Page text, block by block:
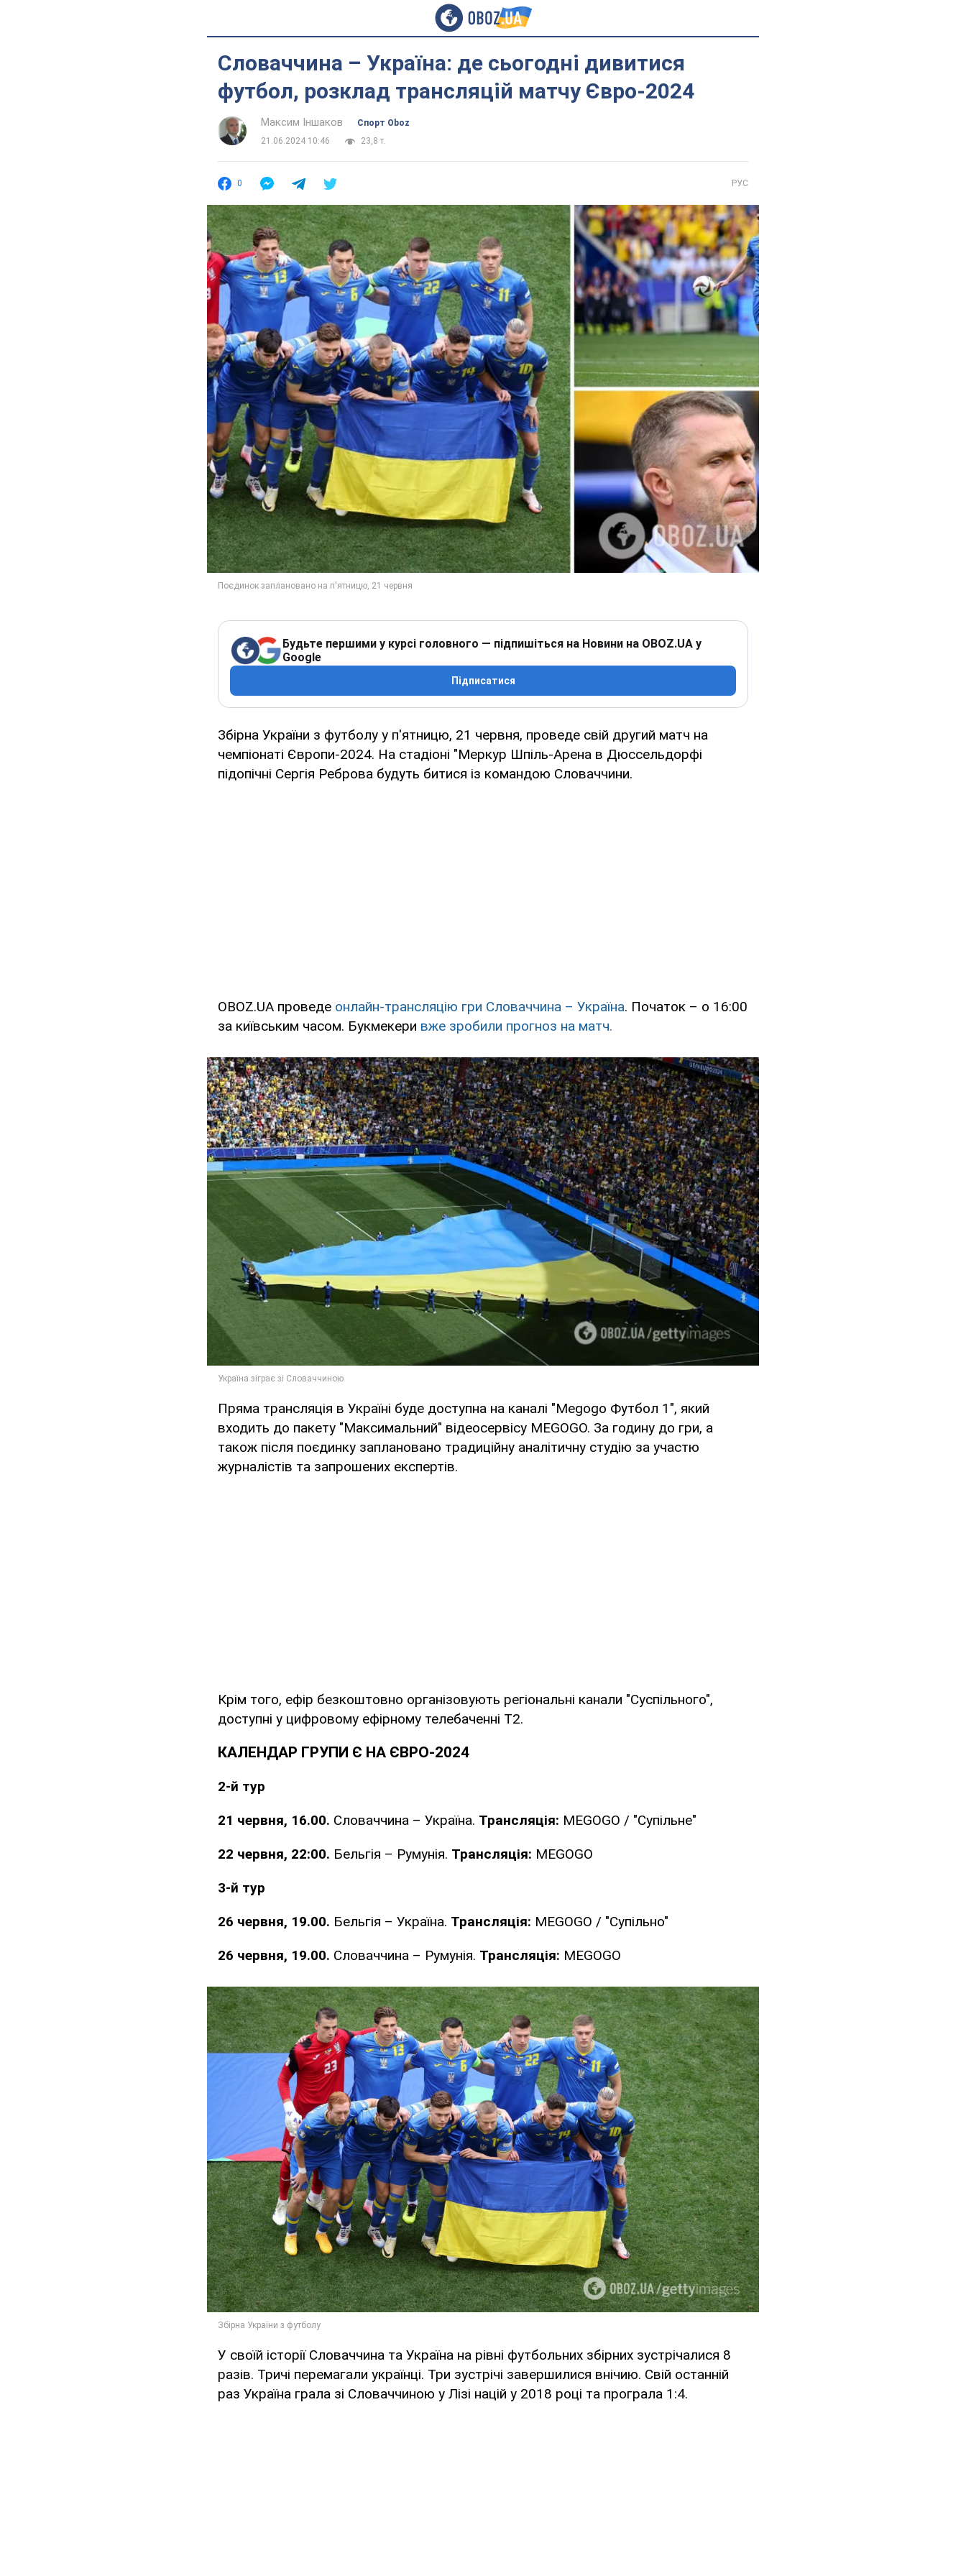
Словаччина – Україна: де сьогодні дивитися
футбол, розклад трансляцій матчу Євро-2024
Максим Іншаков
Спорт Oboz
21.06.2024 10:46
23,8 т.
0 РУС
Будьте першими у курсі головного — підпишіться на Новини на OBOZ.UA у
Google
Підписатися
Збірна України з футболу у п'ятницю, 21 червня, проведе свій другий матч на
чемпіонаті Європи-2024. На стадіоні "Меркур Шпіль-Арена в Дюссельдорфі
підопічні Сергія Реброва будуть битися із командою Словаччини.
OBOZ.UA проведе онлайн-трансляцію гри Словаччина – Україна. Початок – о 16:00
за київським часом. Букмекери вже зробили прогноз на матч.
Пряма трансляція в Україні буде доступна на каналі "Megogo Футбол 1", який
входить до пакету "Максимальний" відеосервісу MEGOGO. За годину до гри, а
також після поєдинку заплановано традиційну аналітичну студію за участю
журналістів та запрошених експертів.
Крім того, ефір безкоштовно організовують регіональні канали "Суспільного",
доступні у цифровому ефірному телебаченні T2.
КАЛЕНДАР ГРУПИ Є НА ЄВРО-2024
2-й тур
21 червня, 16.00. Словаччина – Україна. Трансляція: MEGOGO / "Супільне"
22 червня, 22:00. Бельгія – Румунія. Трансляція: MEGOGO
3-й тур
26 червня, 19.00. Бельгія – Україна. Трансляція: MEGOGO / "Супільно"
26 червня, 19.00. Словаччина – Румунія. Трансляція: MEGOGO
У своїй історії Словаччина та Україна на рівні футбольних збірних зустрічалися 8
разів. Тричі перемагали українці. Три зустрічі завершилися внічию. Свій останній
раз Україна грала зі Словаччиною у Лізі націй у 2018 році та програла 1:4.